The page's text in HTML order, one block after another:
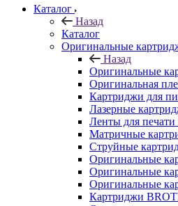
Каталог
Назад
Каталог
Оригинальные
Назад
Оригинальные
Оригинальная
Картриджи для
Лазерные
Ленты для печати
Матричные
Струйные
Оригинальные
Оригинальные
Оригинальные
Картриджи